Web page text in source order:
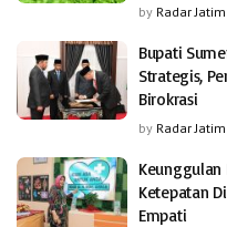
by Radar Jatim
Bupati
Strategis,
Birokrasi
by Radar Jatim
Keunggulan
Ketepatan
Empati